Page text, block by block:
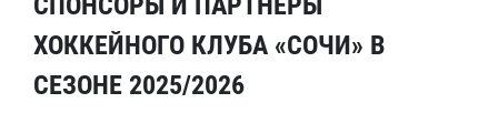
ХОККЕЙНОГО КЛУБА «СОЧИ» В
СЕЗОНЕ 2025/2026